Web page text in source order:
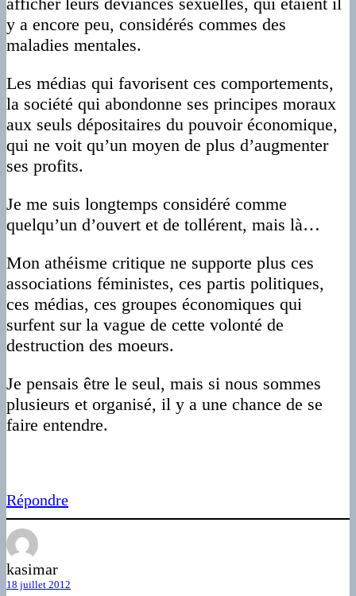
y a encore peu, considérés commes des
maladies mentales.
Les médias qui favorisent ces comportements,
la société qui abondonne ses principes moraux
aux seuls dépositaires du pouvoir économique,
qui ne voit qu’un moyen de plus d’augmenter
ses profits.
Je me suis longtemps considéré comme
quelqu’un d’ouvert et de tollérent, mais là…
Mon athéisme critique ne supporte plus ces
associations féministes, ces partis politiques,
ces médias, ces groupes économiques qui
surfent sur la vague de cette volonté de
destruction des moeurs.
Je pensais être le seul, mais si nous sommes
plusieurs et organisé, il y a une chance de se
faire entendre.
Répondre
kasimar
18 juillet 2012